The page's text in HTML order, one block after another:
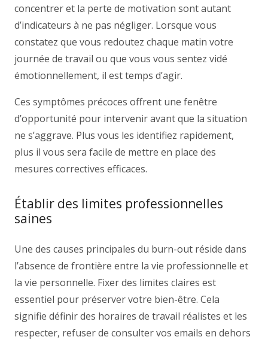
concentrer et la perte de motivation sont autant
d’indicateurs à ne pas négliger. Lorsque vous
constatez que vous redoutez chaque matin votre
journée de travail ou que vous vous sentez vidé
émotionnellement, il est temps d’agir.
Ces symptômes précoces offrent une fenêtre
d’opportunité pour intervenir avant que la situation
ne s’aggrave. Plus vous les identifiez rapidement,
plus il vous sera facile de mettre en place des
mesures correctives efficaces.
Établir des limites professionnelles
saines
Une des causes principales du burn-out réside dans
l’absence de frontière entre la vie professionnelle et
la vie personnelle. Fixer des limites claires est
essentiel pour préserver votre bien-être. Cela
signifie définir des horaires de travail réalistes et les
respecter, refuser de consulter vos emails en dehors